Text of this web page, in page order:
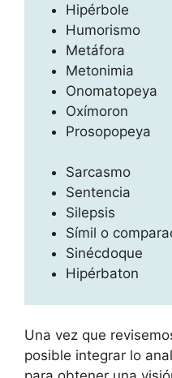
Hipérbole
Humorismo
Metáfora
Metonimia
Onomatopeya
Oxímoron
Prosopopeya
Sarcasmo
Sentencia
Silepsis
Símil o
Sinécdoque
Hipérbaton
Una vez que
posible integrar lo